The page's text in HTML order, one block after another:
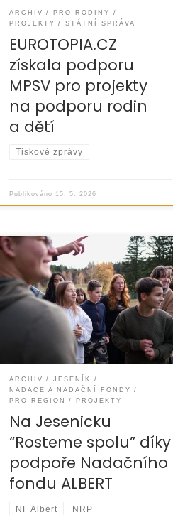
ARCHIV
PRO RODINY
PROJEKTY
STÁTNÍ SPRÁVA
EUROTOPIA.CZ
získala podporu
MPSV pro projekty
na podporu rodin
a dětí
Tiskové zprávy
Publikováno 15. 5. 2026
Máme velkou radost, že náš projekt
„Rosteme spolu“ získal podporu
v rámci programu Bertík pomáhá
2026, který realizuje Nadační fond
ARCHIV
JESENÍK
NADACE A NADAČNÍ FONDY
PRO REGION
PROJEKTY
Na Jesenicku
“Rosteme spolu” díky
podpoře Nadačního
fondu ALBERT
NF Albert NRP